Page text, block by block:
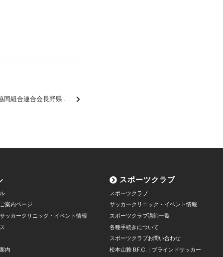
「JA全農長野（全国農業協同組合連合会長野県本部）様 新規ユニフォーム(背中)パートナー契約決定のお知らせ
案内ページ
ッカークリニック・イベント情報
内
スポーツクラブ
スポーツクラブ
サッカークリニック・イベント情報
スポーツクラブ講師一覧
各種手続きについて
スポーツクラブお問い合わせ
松本山雅 B.F.C.｜ブラインドサッカー